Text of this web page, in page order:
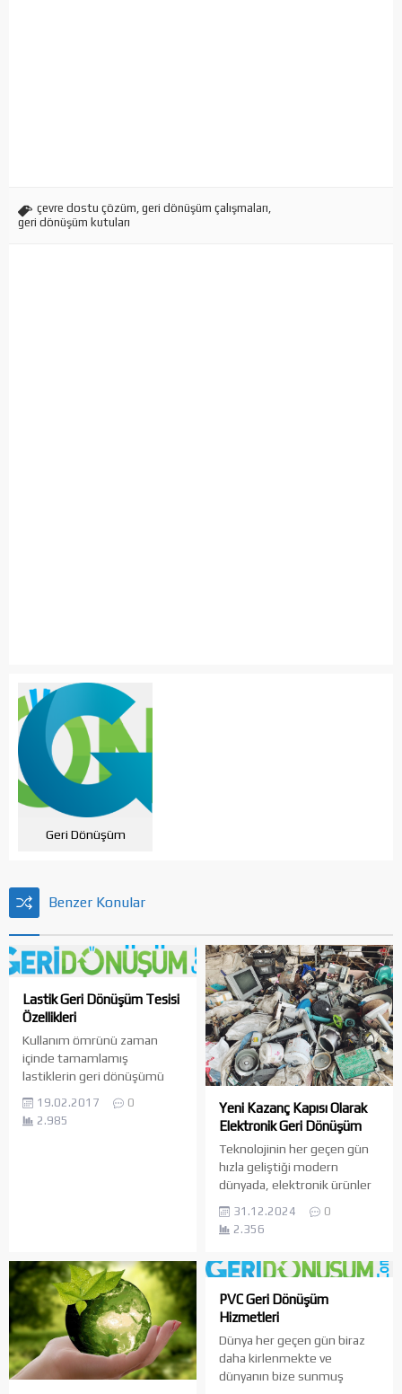
çevre dostu çözüm, geri dönüşüm çalışmaları,
geri dönüşüm kutuları
Geri Dönüşüm
Benzer Konular
Lastik Geri Dönüşüm Tesisi
Özellikleri
Kullanım ömrünü zaman
içinde tamamlamış
lastiklerin geri dönüşümü
yaygınlaşmaktadır. Bu geri
dönüşüm işlemi, lastikleri
zaman çevre için oldukça
büyük bir tehdit
oluşturmaktadırlar. Aynı
zamanda bu lastiklerin
yakılması demek son
derece...
19.02.2017
0
2.985
Yeni Kazanç Kapısı Olarak
Elektronik Geri Dönüşüm
Teknolojinin her geçen gün
hızla geliştiği modern
dünyada, elektronik ürünler
vazgeçilmez bir parçası
hâline gelmiştir. Her evde, iş
veya bileğimizde en az birkaç
elektronik cihaz bulmamız
oldukça olağan bir durumdur.
telefonlar, televizyonlar,
oyun konsolları, beyaz
eşyalar, müzik çalarlar ve
31.12.2024
0
2.356
PVC Geri Dönüşüm
Hizmetleri
Dünya her geçen gün biraz
daha kirlenmekte ve
dünyanın bize sunmuş